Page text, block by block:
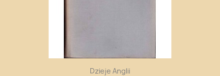
Dzieje Anglii